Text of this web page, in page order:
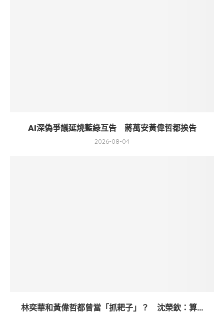
AI深偽爭議延燒藍綠互告 蔣萬安黃偉哲都挨告
2026-08-04
林奕華和黃偉哲都曾當「抓耙子」？ 沈榮欽：算...